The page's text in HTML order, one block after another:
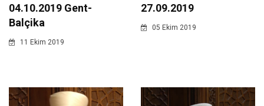
04.10.2019 Gent-
Balçika
11 Ekim 2019
27.09.2019
05 Ekim 2019